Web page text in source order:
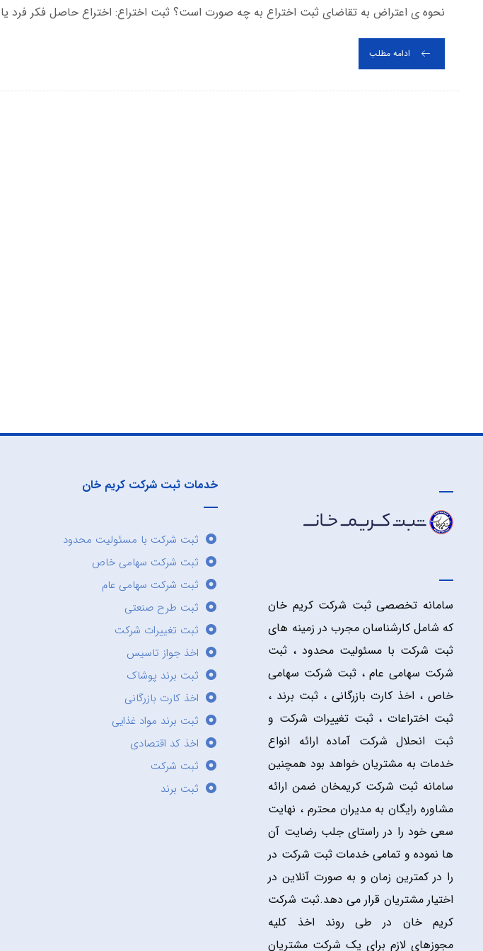
نحوه ی اعتراض به تقاضای ثبت اختراع به چه صورت است؟ ثبت اختراع: اختراع حاصل فکر فرد
ادامه مطلب
سامانه تخصصی ثبت شرکت کریم خان
که شامل کارشناسان مجرب در زمینه های
ثبت شرکت با مسئولیت محدود ، ثبت
شرکت سهامی عام ، ثبت شرکت سهامی
خاص ، اخذ کارت بازرگانی ، ثبت برند ،
ثبت اختراعات ، ثبت تغییرات شرکت و
ثبت انحلال شرکت آماده ارائه انواع
خدمات به مشتریان خواهد بود همچنین
سامانه ثبت شرکت کریمخان ضمن ارائه
مشاوره رایگان به مدیران محترم ، نهایت
سعی خود را در راستای جلب رضایت آن
ها نموده و تمامی خدمات ثبت شرکت در
را در کمترین زمان و به صورت آنلاین در
اختیار مشتریان قرار می دهد.ثبت شرکت
کریم خان در طی روند اخذ کلیه
مجوزهای لازم برای یک شرکت مشتریان
خدمات ثبت شرکت کریم خان
ثبت شرکت با مسئولیت محدود
ثبت شرکت سهامی خاص
ثبت شرکت سهامی عام
ثبت طرح صنعتی
ثبت تغییرات شرکت
اخذ جواز تاسیس
ثبت برند پوشاک
اخذ کارت بازرگانی
ثبت برند مواد غذایی
اخذ کد اقتصادی
ثبت شرکت
ثبت برند